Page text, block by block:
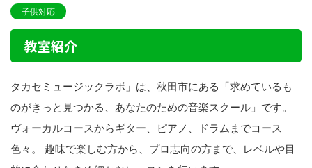
子供対応
教室紹介
タカセミュージックラボ」は、秋田市にある「求めているも
のがきっと見つかる、あなたのための音楽スクール」です。
ヴォーカルコースからギター、ピアノ、ドラムまでコース
色々。 趣味で楽しむ方から、プロ志向の方まで、レベルや目